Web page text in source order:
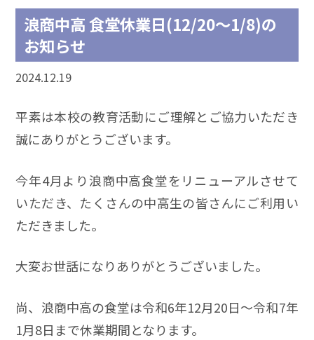
浪商中高 食堂休業日(12/20～1/8)の
お知らせ
2024.12.19
平素は本校の教育活動にご理解とご協力いただき
誠にありがとうございます。
今年4月より浪商中高食堂をリニューアルさせて
いただき、たくさんの中高生の皆さんにご利用い
ただきました。
大変お世話になりありがとうございました。
尚、浪商中高の食堂は令和6年12月20日～令和7年
1月8日まで休業期間となります。